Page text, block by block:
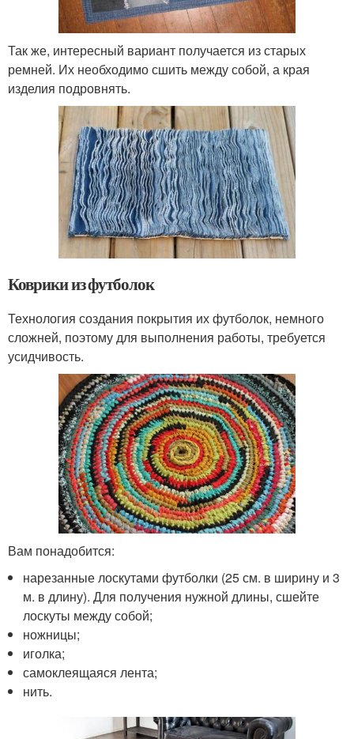
Так же, интересный вариант получается из старых
ремней. Их необходимо сшить между собой, а края
изделия подровнять.
Коврики из футболок
Технология создания покрытия их футболок, немного
сложней, поэтому для выполнения работы, требуется
усидчивость.
Вам понадобится:
нарезанные лоскутами футболки (25 см. в ширину и 3
м. в длину). Для получения нужной длины, сшейте
лоскуты между собой;
ножницы;
иголка;
самоклеящаяся лента;
нить.